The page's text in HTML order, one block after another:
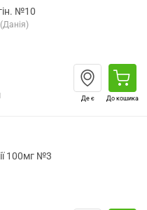
№10
Де є До кошика
100мг №3